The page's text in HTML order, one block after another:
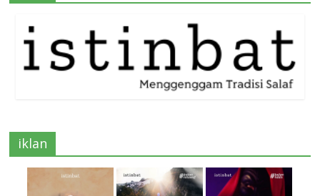
iklan